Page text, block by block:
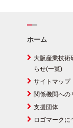
ホーム
大阪産業技術
らせ(一覧)
サイトマップ
関係機関への
支援団体
ロゴマークに